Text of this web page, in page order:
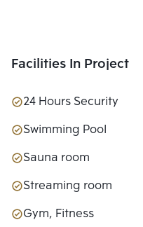
Facilities In Project
24 Hours Security
Swimming Pool
Sauna room
Streaming room
Gym, Fitness